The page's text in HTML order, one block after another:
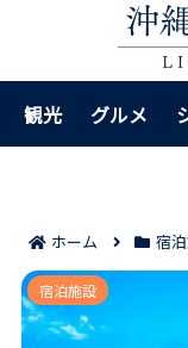
観光 グルメ
ホーム 宿
沖縄恩納村のシェ
評判＆口コミ｜
宿泊施設